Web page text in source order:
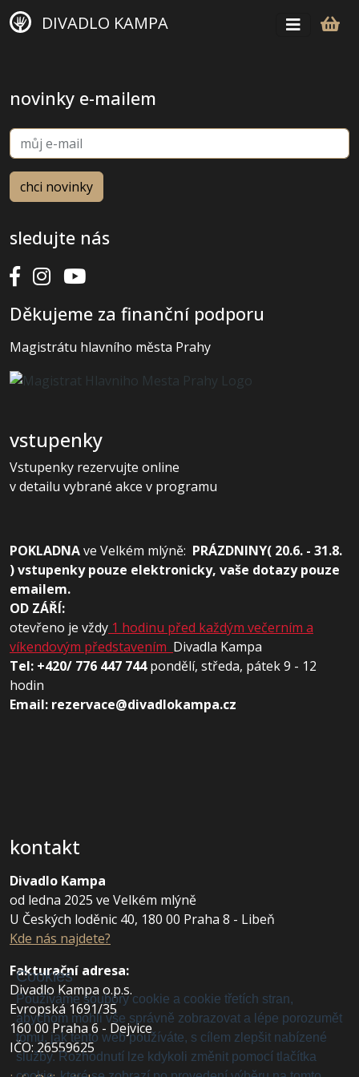
DIVADLO KAMPA
novinky e-mailem
sledujte nás
Děkujeme za finanční podporu
Magistrátu hlavního města Prahy
vstupenky
Vstupenky rezervujte online
v detailu vybrané akce v programu
POKLADNAve Velkém mlýně: PRÁZDNINY( 20.6. - 31.8.
) vstupenky pouze elektronicky, vaše dotazy pouze
emailem.
OD ZÁŘÍ:
otevřeno je vždy 1 hodinu před každým večerním a
víkendovým představením Divadla Kampa
Tel: +420/ 776 447 744pondělí, středa, pátek 9 - 12
hodin
Email: rezervace@divadlokampa.cz
kontakt
Divadlo Kampa
od ledna 2025 ve Velkém mlýně
U Českých loděnic 40, 180 00 Praha 8 - Libeň
Kde nás najdete?
Fakturační adresa:
Divadlo Kampa o.p.s.
Evropská 1691/35
160 00 Praha 6 - Dejvice
IČO: 26559625
Cookies
Používáme soubory cookie a cookie třetích stran,
abychom mohli vše správně zobrazovat a lépe porozumět
tomu, jak tento web používáte, s cílem zlepšit nabízené
služby. Rozhodnutí lze kdykoli změnit pomocí tlačítka